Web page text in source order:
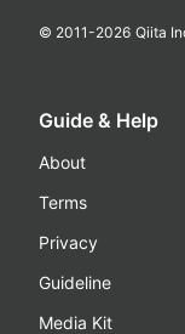
© 2011-2026 Qiita
Guide & Help
About
Terms
Privacy
Guideline
Media Kit